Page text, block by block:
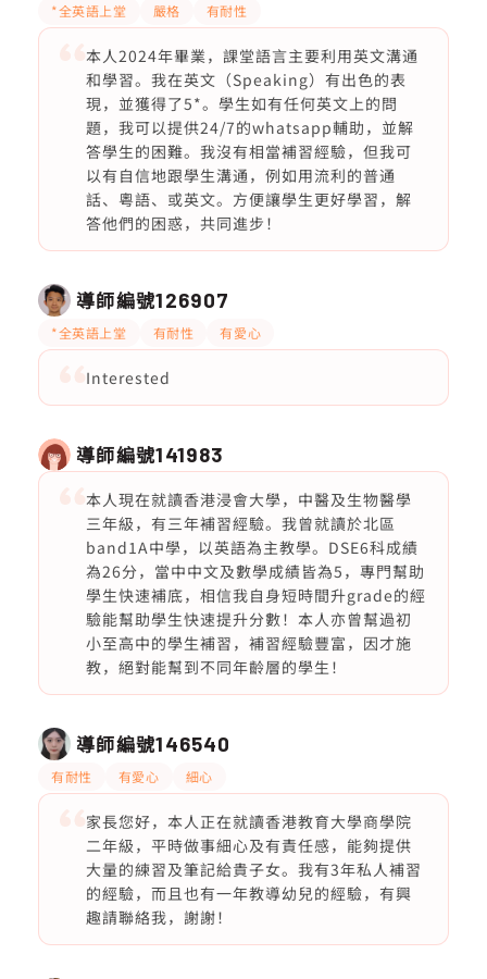
*全英語上堂 嚴格 有耐性
本人2024年畢業，課堂語言主要利用英文溝通
和學習。我在英文（Speaking）有出色的表
現，並獲得了5*。學生如有任何英文上的問
題，我可以提供24/7的whatsapp輔助，並解
答學生的困難。我沒有相當補習經驗，但我可
以有自信地跟學生溝通，例如用流利的普通
話、粵語、或英文。方便讓學生更好學習，解
答他們的困惑，共同進步！
導師編號126907
*全英語上堂 有耐性 有愛心
Interested
導師編號141983
本人現在就讀香港浸會大學，中醫及生物醫學
三年級，有三年補習經驗。我曾就讀於北區
band1A中學，以英語為主教學。DSE6科成績
為26分，當中中文及數學成績皆為5，專門幫助
學生快速補底，相信我自身短時間升grade的經
驗能幫助學生快速提升分數！本人亦曾幫過初
小至高中的學生補習，補習經驗豐富，因才施
教，絕對能幫到不同年齡層的學生！
導師編號146540
有耐性 有愛心 細心
家長您好，本人正在就讀香港教育大學商學院
二年級，平時做事細心及有責任感，能夠提供
大量的練習及筆記給貴子女。我有3年私人補習
的經驗，而且也有一年教導幼兒的經驗，有興
趣請聯絡我，謝謝！